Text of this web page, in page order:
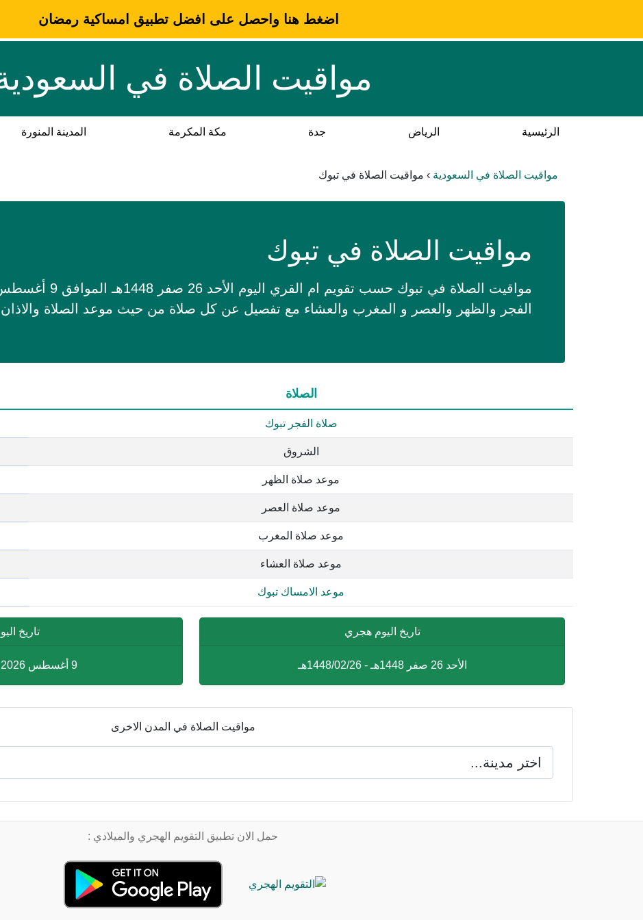
اضغط هنا واحصل على افضل تطبيق امساكية رمضان
مواقيت الصلاة في
الرئيسية الرياض جدة مكة المكرمة المدينة المنورة
مواقيت الصلاة في السعودية › مواقيت الصلاة في تبوك
مواقيت الصلاة في تبوك
الفجر والظهر والعصر و المغرب والعشاء مع تفصيل عن كل صلاة من حيث موعد الصلاة والاذان
الصلاة
صلاة الفجر تبوك
الشروق
موعد صلاة الظهر
موعد صلاة العصر
موعد صلاة المغرب
موعد صلاة العشاء
موعد الامساك تبوك
تاريخ اليوم هجري
الأحد 26 صفر 1448هـ - 1448/02/26هـ
تاريخ
9 أغسطس 2026 م - 9-08-2026 م
مواقيت الصلاة في المدن الاخرى
حمل الان تطبيق التقويم الهجري والميلادي :